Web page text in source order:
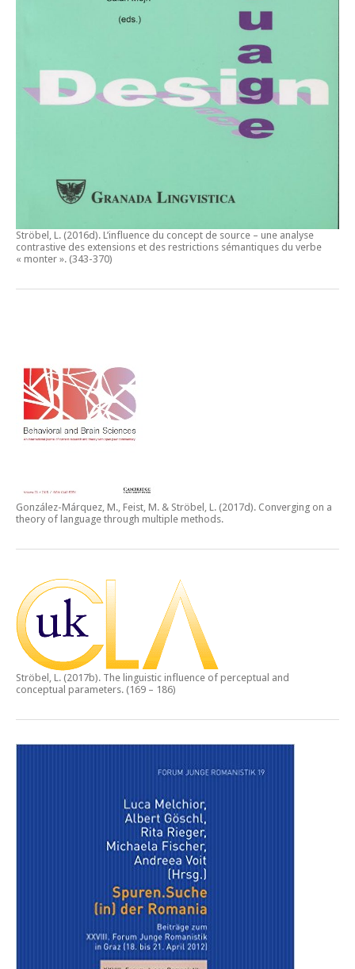
Ströbel, L. (2016d). L’influence du concept de source – une analyse
contrastive des extensions et des restrictions sémantiques du verbe
« monter ». (343-370)
González-Márquez, M., Feist, M. & Ströbel, L. (2017d). Converging on a
theory of language through multiple methods.
Ströbel, L. (2017b). The linguistic influence of perceptual and
conceptual parameters. (169 – 186)